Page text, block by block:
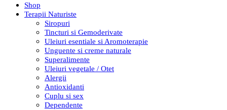
Shop
Terapii Naturiste
Siropuri
Tincturi si Gemoderivate
Uleiuri esentiale si Aromoterapie
Unguente si creme naturale
Superalimente
Uleiuri vegetale / Otet
Alergii
Antioxidanti
Cuplu si sex
Dependente